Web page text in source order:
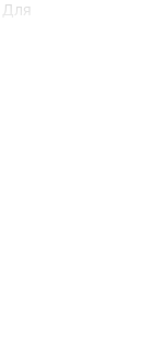
Для
корпуса.
а также
в нашем
консультанта.